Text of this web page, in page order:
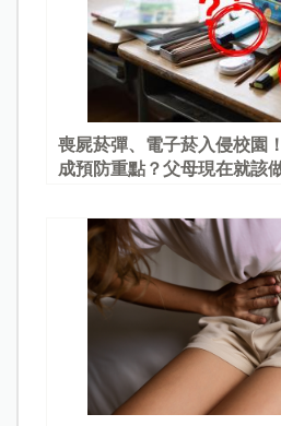
喪屍菸彈、電子菸入侵校園
成預防重點？父母現在就該